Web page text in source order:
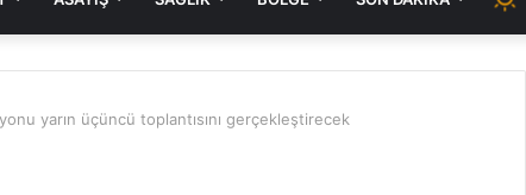
yarın üçüncü toplantısını gerçekleştirecek